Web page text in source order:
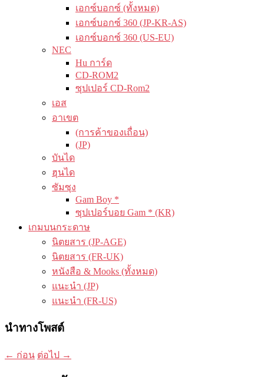
เอกซ์บอกซ์ (ทั้งหมด)
เอกซ์บอกซ์ 360 (JP-KR-AS)
เอกซ์บอกซ์ 360 (US-EU)
NEC
Hu การ์ด
CD-ROM2
ซุปเปอร์ CD-Rom2
เอส
อาเขต
(การค้าของเถื่อน)
(JP)
บันได
ฮุนได
ซัมซุง
Gam Boy *
ซุปเปอร์บอย Gam * (KR)
เกมบนกระดาษ
นิตยสาร (JP-AGE)
นิตยสาร (FR-UK)
หนังสือ & Mooks (ทั้งหมด)
แนะนำ (JP)
แนะนำ (FR-US)
นำทางโพสต์
← ก่อน ต่อไป →